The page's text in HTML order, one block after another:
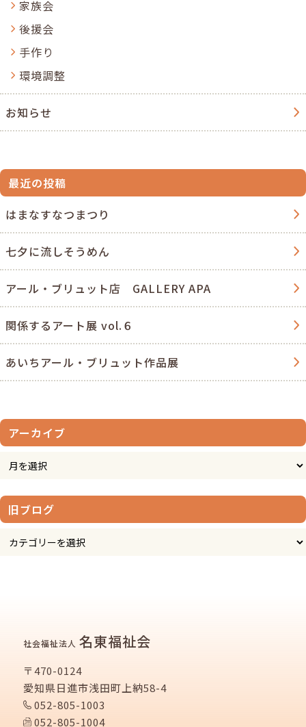
家族会
後援会
手作り
環境調整
お知らせ
最近の投稿
はまなすなつまつり
七夕に流しそうめん
アール・ブリュット店 GALLERY APA
関係するアート展 vol.６
あいちアール・ブリュット作品展
アーカイブ
旧ブログ
社会福祉法人 名東福祉会
〒470-0124
愛知県日進市浅田町上納58-4
052-805-1003
052-805-1004